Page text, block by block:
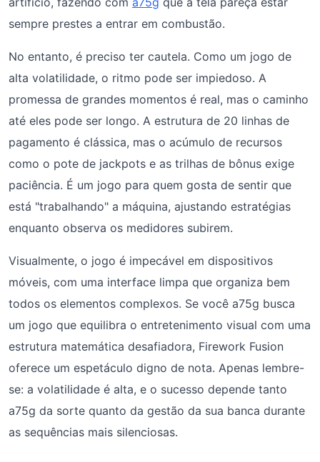
sempre prestes a entrar em combustão.
No entanto, é preciso ter cautela. Como um jogo de
alta volatilidade, o ritmo pode ser impiedoso. A
promessa de grandes momentos é real, mas o caminho
até eles pode ser longo. A estrutura de 20 linhas de
pagamento é clássica, mas o acúmulo de recursos
como o pote de jackpots e as trilhas de bônus exige
paciência. É um jogo para quem gosta de sentir que
está "trabalhando" a máquina, ajustando estratégias
enquanto observa os medidores subirem.
Visualmente, o jogo é impecável em dispositivos
móveis, com uma interface limpa que organiza bem
todos os elementos complexos. Se você a75g busca
um jogo que equilibra o entretenimento visual com uma
estrutura matemática desafiadora, Firework Fusion
oferece um espetáculo digno de nota. Apenas lembre-
se: a volatilidade é alta, e o sucesso depende tanto
a75g da sorte quanto da gestão da sua banca durante
as sequências mais silenciosas.